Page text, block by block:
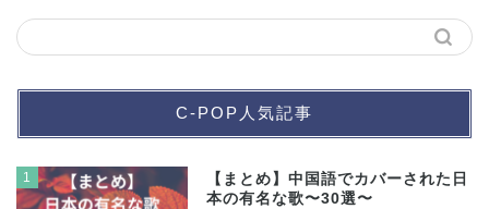
C-POP人気記事
1
【まとめ】中国語でカバーされた日
本の有名な歌〜30選〜